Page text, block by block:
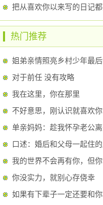
热门推荐
对于前任 没有攻略
我在这里，你在那里
不好意思，刚认识就喜欢你
口述：婚后和父母一起住
你没实力，就别心存侥幸
如果有下辈子一定还要和